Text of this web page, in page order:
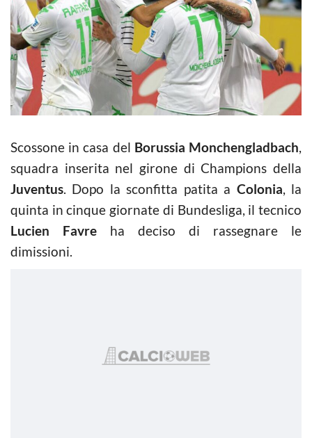
Scossone in casa del Borussia Monchengladbach,
squadra inserita nel girone di Champions della
Juventus. Dopo la sconfitta patita a Colonia, la
quinta in cinque giornate di Bundesliga, il tecnico
Lucien Favre ha deciso di rassegnare le
dimissioni.